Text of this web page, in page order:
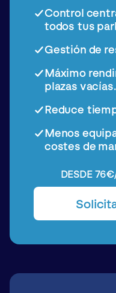
Control
todos tus
Gestión de
Máximo
plazas vacías.
Reduce
Menos
costes de
DESDE